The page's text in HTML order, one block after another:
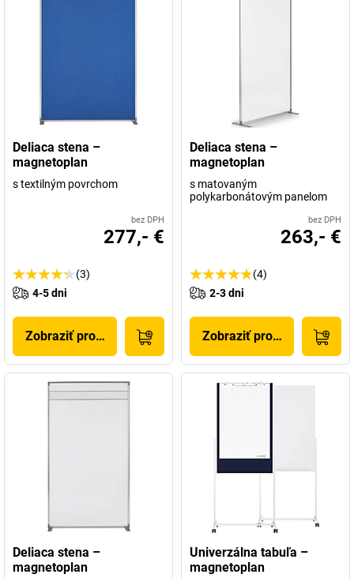
Deliaca stena –
magnetoplan
s textilným povrchom
bez DPH
277,- €
(3)
4-5 dni
Zobraziť produkt
Deliaca stena –
magnetoplan
s matovaným
polykarbonátovým panelom
bez DPH
263,- €
(4)
2-3 dni
Zobraziť produkt
Deliaca stena –
magnetoplan
Univerzálna tabuľa –
magnetoplan